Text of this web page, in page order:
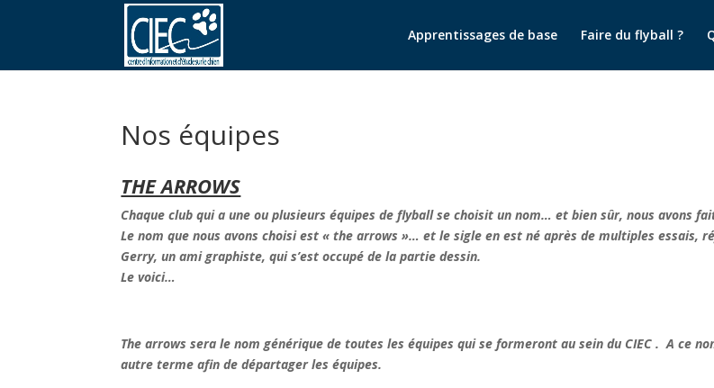
Apprentissages de base Faire du flyball ?
Nos équipes
THE ARROWS
Chaque club qui a une ou plusieurs équipes de flyball se choisit un nom… et bien sûr, nous avons
Le nom que nous avons choisi est « the arrows »… et le sigle en est né après de multiples essais,
Gerry, un ami graphiste, qui s’est occupé de la partie dessin.
Le voici…
The arrows sera le nom générique de toutes les équipes qui se formeront au sein du CIEC . A ce
autre terme afin de départager les équipes.